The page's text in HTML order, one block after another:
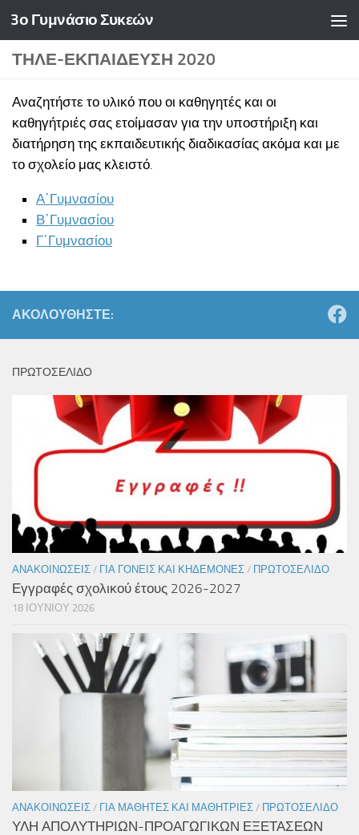
Skip to content
3ο Γυμνάσιο Συκεών
ΤΗΛΕ-ΕΚΠΑΊΔΕΥΣΗ 2020
Αναζητήστε το υλικό που οι καθηγητές και οι
καθηγήτριές σας ετοίμασαν για την υποστήριξη και
διατήρηση της εκπαιδευτικής διαδικασίας ακόμα και με
το σχολείο μας κλειστό.
Α΄Γυμνασίου
Β΄Γυμνασίου
Γ΄Γυμνασίου
ΑΚΟΛΟΥΘΉΣΤΕ:
ΠΡΩΤΟΣΕΛΙΔΟ
ΑΝΑΚΟΙΝΏΣΕΙΣ / ΓΙΑ ΓΟΝΕΊΣ ΚΑΙ ΚΗΔΕΜΌΝΕΣ / ΠΡΩΤΟΣΈΛΙΔΟ
Εγγραφές σχολικού έτους 2026-2027
18 ΙΟΥΝΊΟΥ 2026
ΑΝΑΚΟΙΝΏΣΕΙΣ / ΓΙΑ ΜΑΘΗΤΈΣ ΚΑΙ ΜΑΘΉΤΡΙΕΣ / ΠΡΩΤΟΣΈΛΙΔΟ
ΥΛΗ ΑΠΟΛΥΤΗΡΙΩΝ-ΠΡΟΑΓΩΓΙΚΩΝ ΕΞΕΤΑΣΕΩΝ